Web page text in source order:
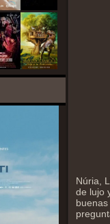
Núria,
de lujo